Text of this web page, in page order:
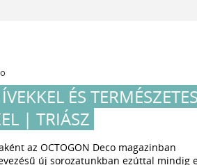
ÉS TERMÉSZETES
| TRIÁSZ
az OCTOGON Deco magazinban
új sorozatunkban ezúttal mindig